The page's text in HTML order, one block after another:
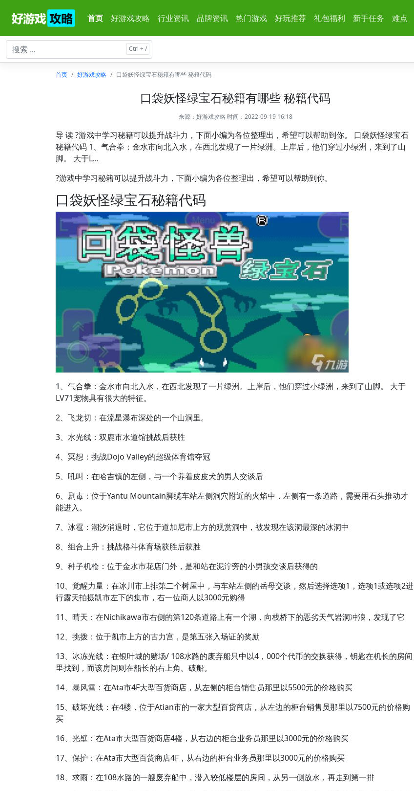
首页 好游戏攻略 行业资讯 品牌资讯 热门游戏 好玩推荐 礼包福利 新手任务 难点
首页 好游戏攻略 口袋妖怪绿宝石秘籍有哪些 秘籍代码
口袋妖怪绿宝石秘籍有哪些 秘籍代码
来源： 好游戏攻略时间：2022-09-19 16:18
导 读 ?游戏中学习秘籍可以提升战斗力，下面小编为各位整理出，希望可以帮助到你。 口袋妖怪绿宝石
秘籍代码 1、气合拳：金水市向北入水，在西北发现了一片绿洲。上岸后，他们穿过小绿洲，来到了山
脚。 大于L...
?游戏中学习秘籍可以提升战斗力，下面小编为各位整理出，希望可以帮助到你。
口袋妖怪绿宝石秘籍代码
1、气合拳：金水市向北入水，在西北发现了一片绿洲。上岸后，他们穿过小绿洲，来到了山脚。 大于
LV71宠物具有很大的特征。
2、飞龙切：在流星瀑布深处的一个山洞里。
3、水光线：双鹿市水道馆挑战后获胜
4、冥想：挑战Dojo Valley的超级体育馆夺冠
5、吼叫：在哈吉镇的左侧，与一个养着皮皮犬的男人交谈后
6、剧毒：位于Yantu Mountain脚缆车站左侧洞穴附近的火焰中，左侧有一条道路，需要用石头推动才
能进入。
7、冰雹：潮汐消退时，它位于道加尼市上方的观赏洞中，被发现在该洞最深的冰洞中
8、组合上升：挑战格斗体育场获胜后获胜
9、种子机枪：位于金水市花店门外，是和站在泥泞旁的小男孩交谈后获得的
10、觉醒力量：在冰川市上排第二个树屋中，与车站左侧的岳母交谈，然后选择选项1，选项1或选项2进
行露天拍摄凯市左下的集市，右一位商人以3000元购得
11、晴天：在Nichikawa市右侧的第120条道路上有一个湖，向栈桥下的恶劣天气岩洞冲浪，发现了它
12、挑拨：位于凯市上方的古力宫，是第五张入场证的奖励
13、冰冻光线：在银叶城的赌场/ 108水路的废弃船只中以4，000个代币的交换获得，钥匙在机长的房间
里找到，而该房间则在船长的右上角。破船。
14、暴风雪：在Ata市4F大型百货商店，从左侧的柜台销售员那里以5500元的价格购买
15、破坏光线：在4楼，位于Atian市的一家大型百货商店，从左边的柜台销售员那里以7500元的价格购
买
16、光壁：在Ata市大型百货商店4楼，从右边的柜台业务员那里以3000元的价格购买
17、保护：在Ata市大型百货商店4F，从右边的柜台业务员那里以3000元的价格购买
18、求雨：在108水路的一艘废弃船中，潜入较低楼层的房间，从另一侧放水，再走到第一排